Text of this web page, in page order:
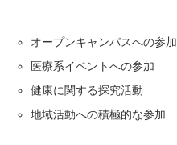
オープンキャンパスへの参加
医療系イベントへの参加
健康に関する探究活動
地域活動への積極的な参加